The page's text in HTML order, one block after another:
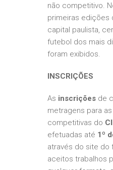
não competitivo.
primeiras edições
capital paulista,
futebol dos mais
foram exibidos.
INSCRIÇÕES
As inscrições de
metragens para
competitivas do
efetuadas até 1º
através do site do
aceitos trabalhos